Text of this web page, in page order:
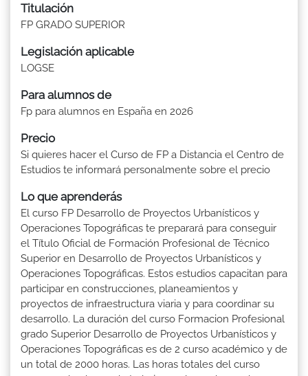
Titulación
FP GRADO SUPERIOR
Legislación aplicable
LOGSE
Para alumnos de
Fp para alumnos en España en 2026
Precio
Si quieres hacer el Curso de FP a Distancia el Centro de
Estudios te informará personalmente sobre el precio
Lo que aprenderás
El curso FP Desarrollo de Proyectos Urbanísticos y
Operaciones Topográficas te preparará para conseguir
el Título Oficial de Formación Profesional de Técnico
Superior en Desarrollo de Proyectos Urbanísticos y
Operaciones Topográficas. Estos estudios capacitan para
participar en construcciones, planeamientos y
proyectos de infraestructura viaria y para coordinar su
desarrollo. La duración del curso Formacion Profesional
grado Superior Desarrollo de Proyectos Urbanísticos y
Operaciones Topográficas es de 2 curso académico y de
un total de 2000 horas. Las horas totales del curso